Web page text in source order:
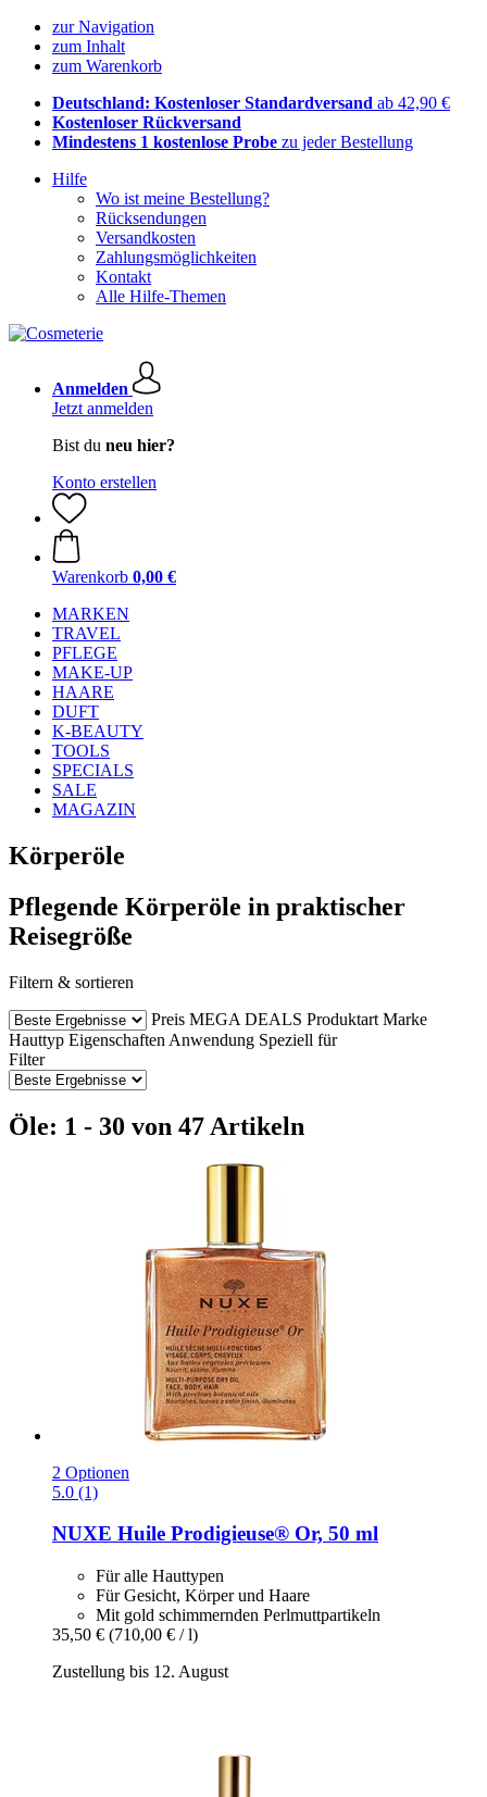
zur Navigation
zum Inhalt
zum Warenkorb
Deutschland: Kostenloser Standardversand ab 42,90 €
Kostenloser Rückversand
Mindestens 1 kostenlose Probe zu jeder Bestellung
Hilfe
Wo ist meine Bestellung?
Rücksendungen
Versandkosten
Zahlungsmöglichkeiten
Kontakt
Alle Hilfe-Themen
Anmelden
Jetzt anmelden
Bist du neu hier?
Konto erstellen
Warenkorb 0,00 €
MARKEN
TRAVEL
PFLEGE
MAKE-UP
HAARE
DUFT
K-BEAUTY
TOOLS
SPECIALS
SALE
MAGAZIN
Körperöle
Pflegende Körperöle in praktischer
Reisegröße
Filtern & sortieren
Preis MEGA DEALS Produktart Marke
Hauttyp Eigenschaften Anwendung Speziell für
Filter
Öle: 1 - 30 von 47 Artikeln
2 Optionen
5.0 (1)
NUXE Huile Prodigieuse® Or, 50 ml
Für alle Hauttypen
Für Gesicht, Körper und Haare
Mit gold schimmernden Perlmuttpartikeln
35,50 € (710,00 € / l)
Zustellung bis 12. August